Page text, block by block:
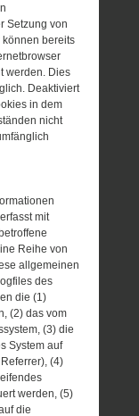
Setzung von
bereits
werden. Dies
Deaktiviert
in dem
nicht
mit
Reihe von
allgemeinen
des
die (1)
(2) das vom
(3) die
System auf
(4)
werden, (5)
die